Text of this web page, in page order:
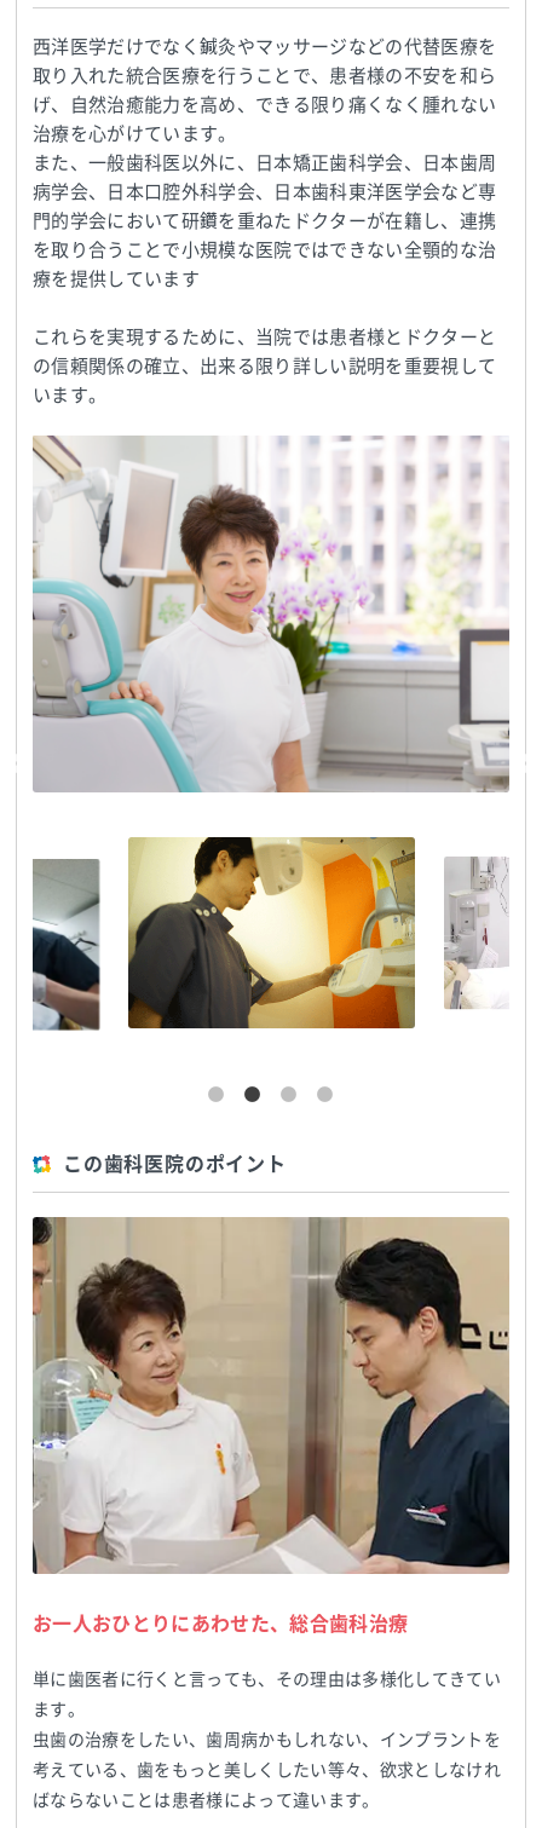
西洋医学だけでなく鍼灸やマッサージなどの代替医療を
取り入れた統合医療を行うことで、患者様の不安を和ら
げ、自然治癒能力を高め、できる限り痛くなく腫れない
治療を心がけています。
また、一般歯科医以外に、日本矯正歯科学会、日本歯周
病学会、日本口腔外科学会、日本歯科東洋医学会など専
門的学会において研鑽を重ねたドクターが在籍し、連携
を取り合うことで小規模な医院ではできない全顎的な治
療を提供しています
これらを実現するために、当院では患者様とドクターと
の信頼関係の確立、出来る限り詳しい説明を重要視して
います。
この歯科医院のポイント
お一人おひとりにあわせた、総合歯科治療
単に歯医者に行くと言っても、その理由は多様化してきてい
ます。
虫歯の治療をしたい、歯周病かもしれない、インプラントを
考えている、歯をもっと美しくしたい等々、欲求としなけれ
ばならないことは患者様によって違います。